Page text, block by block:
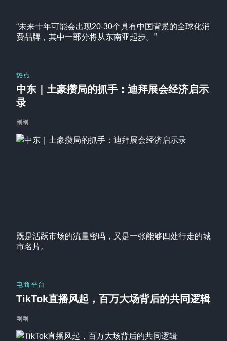
“未来十年可能会出现20-30个具有中国背景的全球化消
费品牌，其中一部分将从东南亚起步。”
既是活跃市场的流量密码，又是一张能够四处行走的城
市名片。
热点
中东｜土豪攒局的抓手：迪拜展会经济启示
录
刚刚
电商平台
TikTok直播风起，百万大场背后的共同逻辑
刚刚